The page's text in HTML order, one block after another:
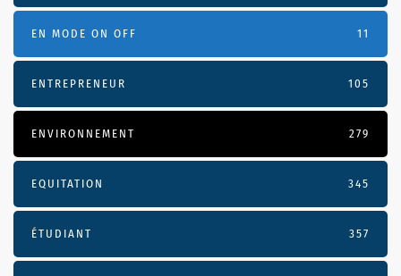
EN MODE ON OFF 11
ENTREPRENEUR 105
ENVIRONNEMENT 279
EQUITATION 345
ÉTUDIANT 357